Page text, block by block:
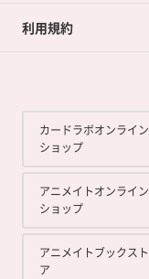
利用規約
カードラボオンライン
ショップ
アニメイトオンライン
ショップ
アニメイトブックスト
ア